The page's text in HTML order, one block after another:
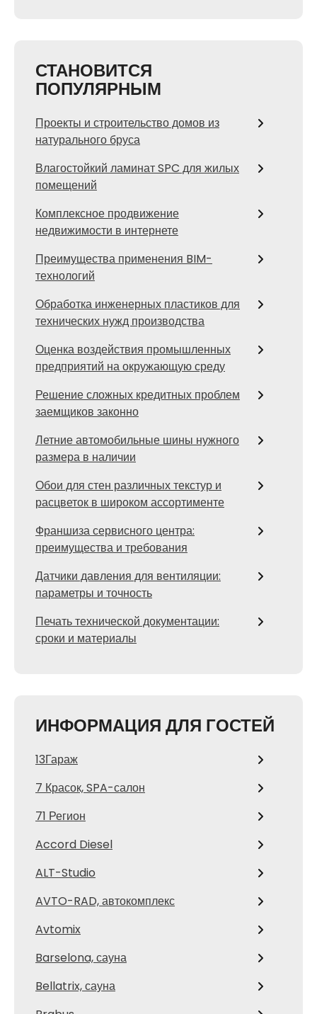
СТАНОВИТСЯ
ПОПУЛЯРНЫМ
Проекты и строительство домов из
натурального бруса
Влагостойкий ламинат SPC для жилых
помещений
Комплексное продвижение
недвижимости в интернете
Преимущества применения BIM-
технологий
Обработка инженерных пластиков для
технических нужд производства
Оценка воздействия промышленных
предприятий на окружающую среду
Решение сложных кредитных проблем
заемщиков законно
Летние автомобильные шины нужного
размера в наличии
Обои для стен различных текстур и
расцветок в широком ассортименте
Франшиза сервисного центра:
преимущества и требования
Датчики давления для вентиляции:
параметры и точность
Печать технической документации:
сроки и материалы
ИНФОРМАЦИЯ ДЛЯ ГОСТЕЙ
13Гараж
7 Красок, SPA-салон
71 Регион
Accord Diesel
ALT-Studio
AVTO-RAD, автокомплекс
Avtomix
Barselona, сауна
Bellatrix, сауна